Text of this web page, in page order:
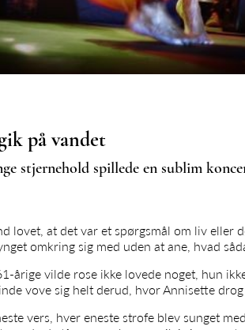
på vandet
stjernehold spillede en sublim
lovet, at det var et spørgsmål om liv eller
omkring sig med uden at ane, hvad
årige vilde rose ikke lovede noget, hun
vove sig helt derud, hvor Annisette
vers, hver eneste strofe blev sunget